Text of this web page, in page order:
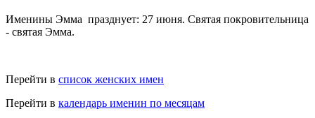
Именины Эмма празднует: 27 июня. Святая покровительница
- святая Эмма.
Перейти в список женских имен
Перейти в календарь именин по месяцам